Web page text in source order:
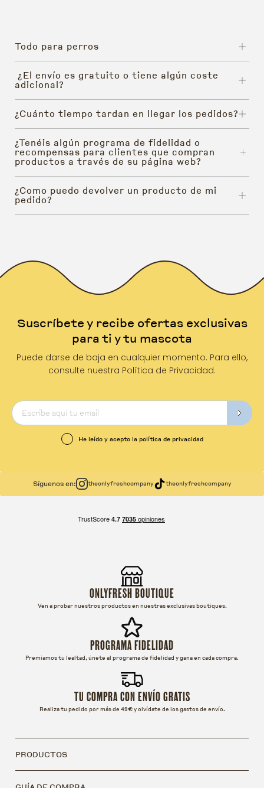
Todo para perros
¿El envío es gratuito o tiene algún coste
adicional?
¿Cuánto tiempo tardan en llegar los pedidos?
¿Tenéis algún programa de fidelidad o
recompensas para clientes que compran
productos a través de su página web?
¿Como puedo devolver un producto de mi
pedido?
Suscríbete y recibe ofertas exclusivas
para ti y tu mascota
Puede darse de baja en cualquier momento. Para ello,
consulte nuestra Política de Privacidad.
He leído y acepto la política de privacidad
Síguenos en: theonlyfreshcompany theonlyfreshcompany
ONLYFRESH BOUTIQUE
Ven a probar nuestros productos en nuestras exclusivas boutiques.
PROGRAMA FIDELIDAD
Premiamos tu lealtad, únete al programa de fidelidad y gana en cada compra.
TU COMPRA CON ENVÍO GRATIS
Realiza tu pedido por más de 49€ y olvídate de los gastos de envío.
PRODUCTOS